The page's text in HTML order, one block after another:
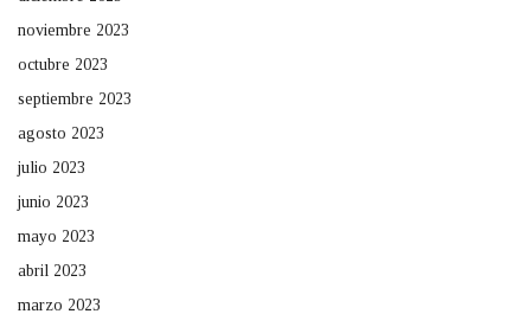
noviembre 2023
octubre 2023
septiembre 2023
agosto 2023
julio 2023
junio 2023
mayo 2023
abril 2023
marzo 2023